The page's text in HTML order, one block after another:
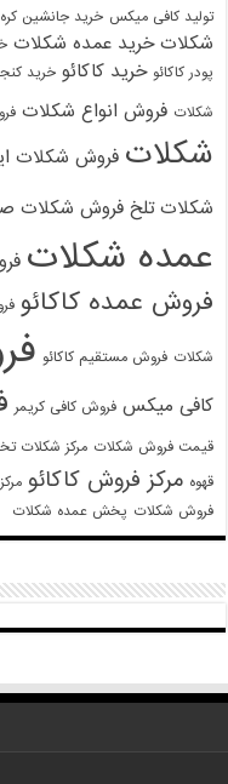
تولید کافی میکس خرید جانشین کره
شکلات خرید عمده شکلات
پودر کاکائو خرید کاکائو خرید
شکلات فروش انواع شکلات
شکلات فروش شکلات
شکلات تلخ فروش شکلات
عمده شکلات
فروش عمده کاکائو
شکلات فروش مستقیم کاکائو
کافی میکس فروش کافی کریمر
قیمت فروش شکلات مرکز شکلات
قهوه مرکز فروش کاکائو
فروش شکلات پخش عمده شکلات